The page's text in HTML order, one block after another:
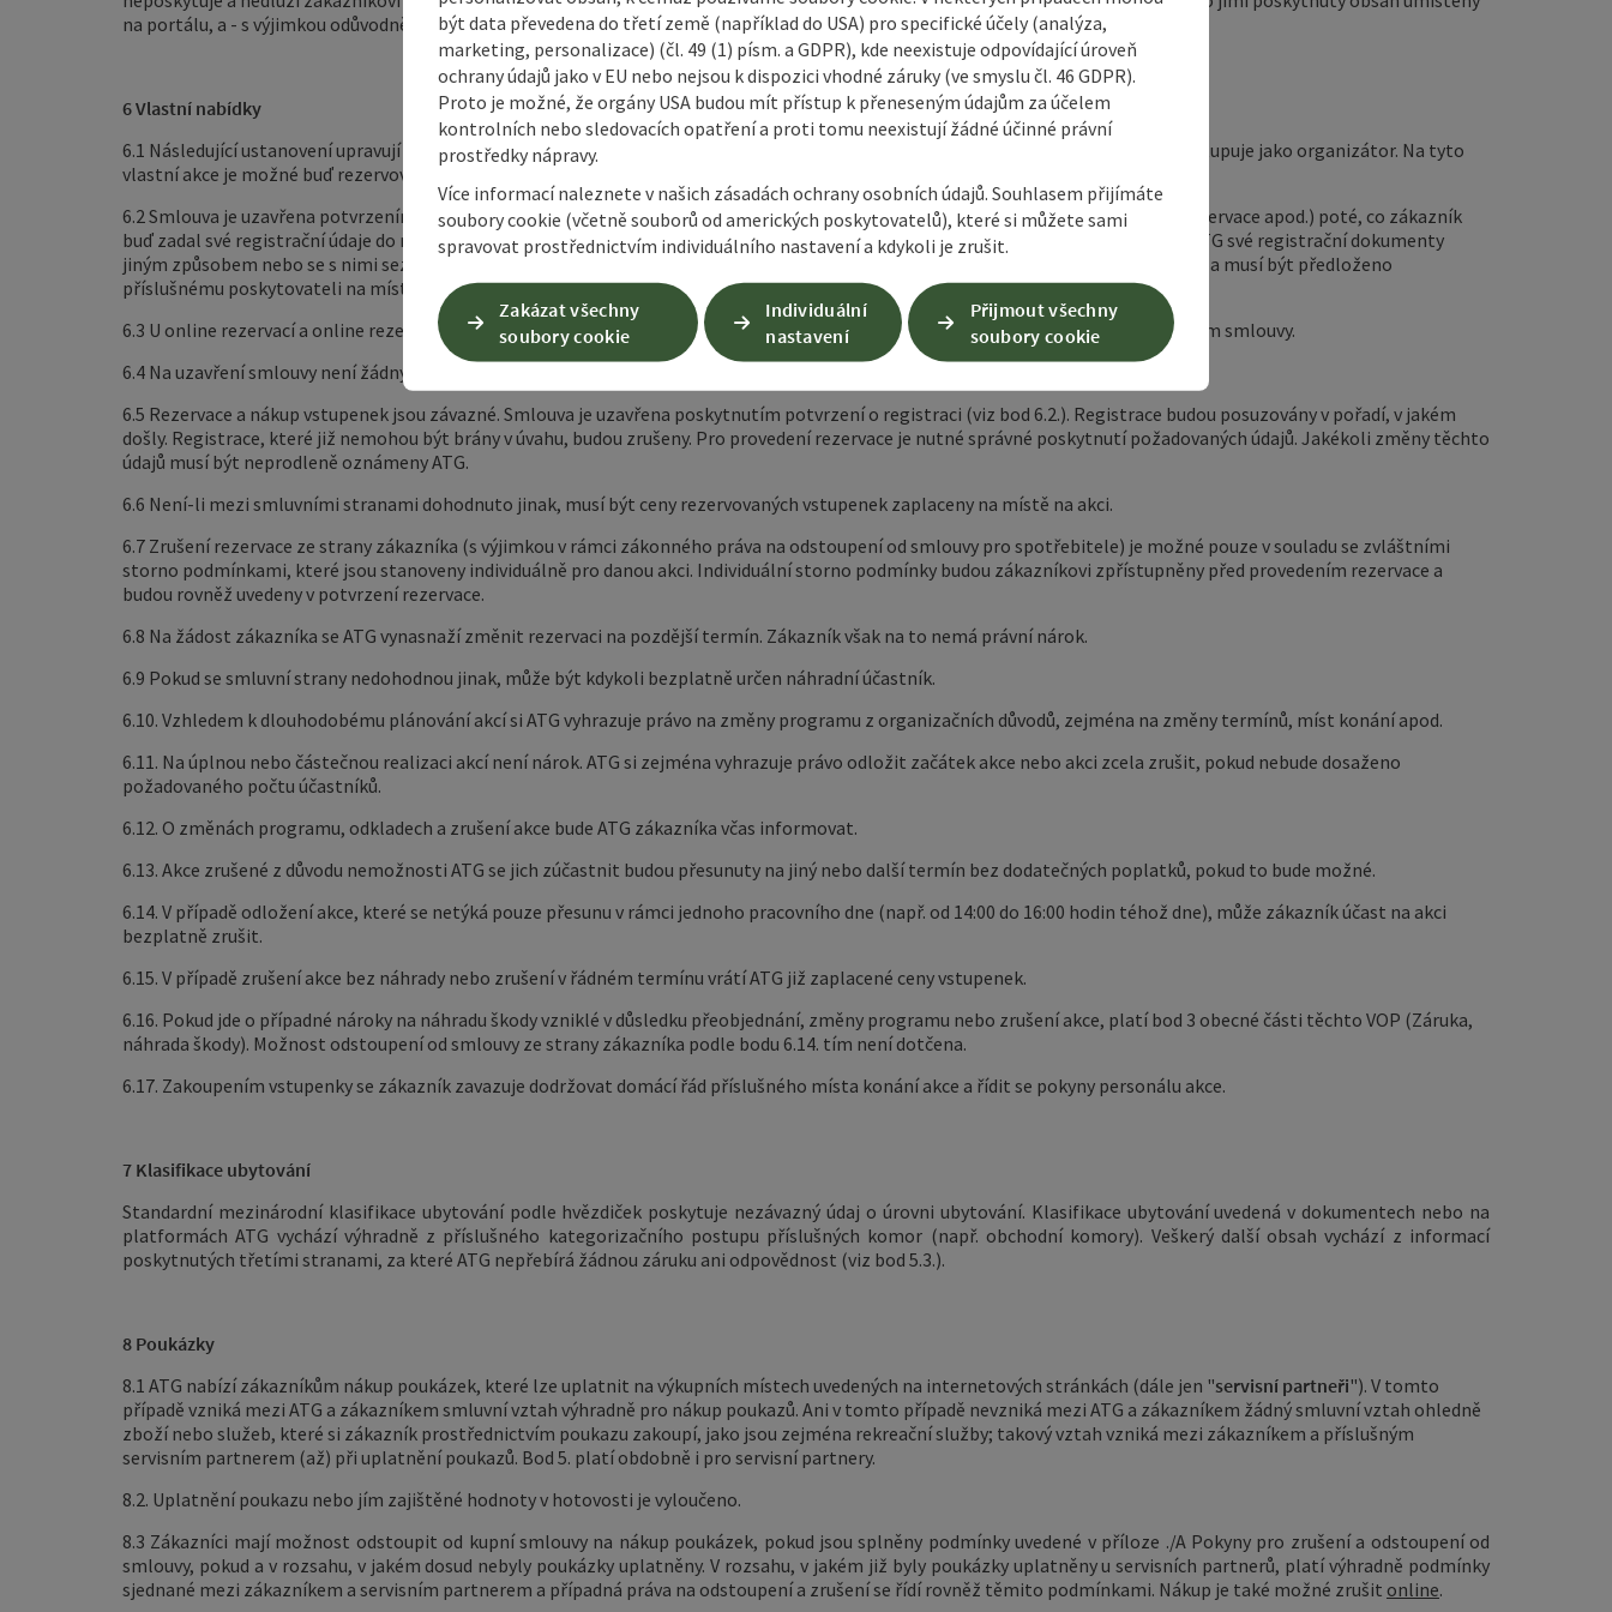
na portálu, a - s výjimkou odůvodněných jednotlivých případů - neprovádí žádné revize ani kontroly tohoto obsahu.
6 Vlastní nabídky
6.1 Následující ustanovení upravují práva a povinnosti v souvislosti s rezervacemi a objednávkami akcí a zážitků, u nichž ATG sama vystupuje jako organizátor. Na tyto
vlastní akce je možné buď rezervovat vstupenky, nebo je ihned zaplatit na portálu nebo přímo.
6.2 Smlouva je uzavřena potvrzením ze strany ATG zákazníkovi v textové podobě (např. e-mailem, doručením faktury, potvrzením rezervace apod.) poté, co zákazník
buď zadal své registrační údaje do registračního formuláře na portálu a kliknul na tlačítko "Rezervovat s povinností platby", zaslal ATG své registrační dokumenty
jiným způsobem nebo se s nimi seznámil na místě v provozovně ATG. Toto potvrzení o registraci je považováno za doklad o rezervaci a musí být předloženo
příslušnému poskytovateli na místě.
6.3 U online rezervací a online rezervací mají zákazníci možnost vytisknout si text smlouvy během procesu registrace a před uzavřením smlouvy.
6.4 Na uzavření smlouvy není žádný nárok. ATG může bez udání důvodu odmítnout jakýkoli návrh zákazníka na uzavření smlouvy.
6.5 Rezervace a nákup vstupenek jsou závazné. Smlouva je uzavřena poskytnutím potvrzení o registraci (viz bod 6.2.). Registrace budou posuzovány v pořadí, v jakém
došly. Registrace, které již nemohou být brány v úvahu, budou zrušeny. Pro provedení rezervace je nutné správné poskytnutí požadovaných údajů. Jakékoli změny těchto
údajů musí být neprodleně oznámeny ATG.
6.6 Není-li mezi smluvními stranami dohodnuto jinak, musí být ceny rezervovaných vstupenek zaplaceny na místě na akci.
6.7 Zrušení rezervace ze strany zákazníka (s výjimkou v rámci zákonného práva na odstoupení od smlouvy pro spotřebitele) je možné pouze v souladu se zvláštními
storno podmínkami, které jsou stanoveny individuálně pro danou akci. Individuální storno podmínky budou zákazníkovi zpřístupněny před provedením rezervace a
budou rovněž uvedeny v potvrzení rezervace.
6.8 Na žádost zákazníka se ATG vynasnaží změnit rezervaci na pozdější termín. Zákazník však na to nemá právní nárok.
6.9 Pokud se smluvní strany nedohodnou jinak, může být kdykoli bezplatně určen náhradní účastník.
6.10. Vzhledem k dlouhodobému plánování akcí si ATG vyhrazuje právo na změny programu z organizačních důvodů, zejména na změny termínů, míst konání apod.
6.11. Na úplnou nebo částečnou realizaci akcí není nárok. ATG si zejména vyhrazuje právo odložit začátek akce nebo akci zcela zrušit, pokud nebude dosaženo
požadovaného počtu účastníků.
6.12. O změnách programu, odkladech a zrušení akce bude ATG zákazníka včas informovat.
6.13. Akce zrušené z důvodu nemožnosti ATG se jich zúčastnit budou přesunuty na jiný nebo další termín bez dodatečných poplatků, pokud to bude možné.
6.14. V případě odložení akce, které se netýká pouze přesunu v rámci jednoho pracovního dne (např. od 14:00 do 16:00 hodin téhož dne), může zákazník účast na akci
bezplatně zrušit.
6.15. V případě zrušení akce bez náhrady nebo zrušení v řádném termínu vrátí ATG již zaplacené ceny vstupenek.
6.16. Pokud jde o případné nároky na náhradu škody vzniklé v důsledku přeobjednání, změny programu nebo zrušení akce, platí bod 3 obecné části těchto VOP (Záruka,
náhrada škody). Možnost odstoupení od smlouvy ze strany zákazníka podle bodu 6.14. tím není dotčena.
6.17. Zakoupením vstupenky se zákazník zavazuje dodržovat domácí řád příslušného místa konání akce a řídit se pokyny personálu akce.
7 Klasifikace ubytování
Standardní mezinárodní klasifikace ubytování podle hvězdiček poskytuje nezávazný údaj o úrovni ubytování. Klasifikace ubytování uvedená v dokumentech nebo na
platformách ATG vychází výhradně z příslušného kategorizačního postupu příslušných komor (např. obchodní komory). Veškerý další obsah vychází z informací
poskytnutých třetími stranami, za které ATG nepřebírá žádnou záruku ani odpovědnost (viz bod 5.3.).
8 Poukázky
8.1 ATG nabízí zákazníkům nákup poukázek, které lze uplatnit na výkupních místech uvedených na internetových stránkách (dále jen "servisní partneři"). V tomto
případě vzniká mezi ATG a zákazníkem smluvní vztah výhradně pro nákup poukazů. Ani v tomto případě nevzniká mezi ATG a zákazníkem žádný smluvní vztah ohledně
zboží nebo služeb, které si zákazník prostřednictvím poukazu zakoupí, jako jsou zejména rekreační služby; takový vztah vzniká mezi zákazníkem a příslušným
servisním partnerem (až) při uplatnění poukazů. Bod 5. platí obdobně i pro servisní partnery.
8.2. Uplatnění poukazu nebo jím zajištěné hodnoty v hotovosti je vyloučeno.
8.3 Zákazníci mají možnost odstoupit od kupní smlouvy na nákup poukázek, pokud jsou splněny podmínky uvedené v příloze ./A Pokyny pro zrušení a odstoupení od
smlouvy, pokud a v rozsahu, v jakém dosud nebyly poukázky uplatněny. V rozsahu, v jakém již byly poukázky uplatněny u servisních partnerů, platí výhradně podmínky
sjednané mezi zákazníkem a servisním partnerem a případná práva na odstoupení a zrušení se řídí rovněž těmito podmínkami. Nákup je také možné zrušit online.
být data převedena do třetí země (například do USA) pro specifické účely (analýza,
marketing, personalizace) (čl. 49 (1) písm. a GDPR), kde neexistuje odpovídající úroveň
ochrany údajů jako v EU nebo nejsou k dispozici vhodné záruky (ve smyslu čl. 46 GDPR).
Proto je možné, že orgány USA budou mít přístup k přeneseným údajům za účelem
kontrolních nebo sledovacích opatření a proti tomu neexistují žádné účinné právní
prostředky nápravy.
Více informací naleznete v našich zásadách ochrany osobních údajů. Souhlasem přijímáte
soubory cookie (včetně souborů od amerických poskytovatelů), které si můžete sami
spravovat prostřednictvím individuálního nastavení a kdykoli je zrušit.
Zakázat všechny
soubory cookie
Individuální
nastavení
Přijmout všechny
soubory cookie